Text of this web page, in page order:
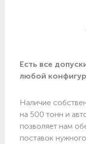
Есть все
любой
Наличие
на 500 тонн и
позволяет нам
поставок